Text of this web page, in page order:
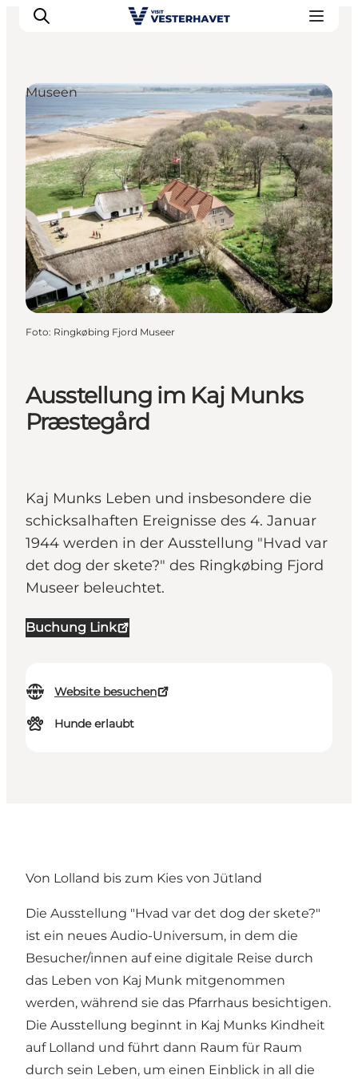
Events
Erlebnisse
Unsere Städte
Essen & Übernachtung
Tickets kaufen
Plane deine Reise
Ausstellung im Kaj Munks
Præstegård
Kaj Munks Leben und insbesondere die
schicksalhaften Ereignisse des 4. Januar
1944 werden in der Ausstellung "Hvad var
det dog der skete?" des Ringkøbing Fjord
Museer beleuchtet.
Buchung Link
Website besuchen
Hunde erlaubt
Museen
Foto: Ringkøbing Fjord Museer
Von Lolland bis zum Kies von Jütland
Die Ausstellung "Hvad var det dog der skete?"
ist ein neues Audio-Universum, in dem die
Besucher/innen auf eine digitale Reise durch
das Leben von Kaj Munk mitgenommen
werden, während sie das Pfarrhaus besichtigen.
Die Ausstellung beginnt in Kaj Munks Kindheit
auf Lolland und führt dann Raum für Raum
durch sein Leben, um einen Einblick in all die